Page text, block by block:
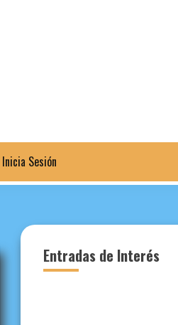
Inicia Sesión
Entradas de Interés